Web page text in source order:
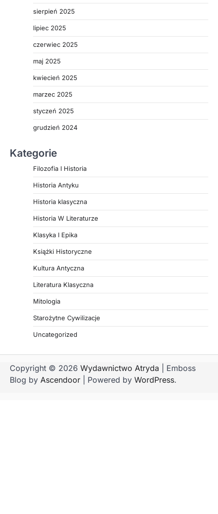
sierpień 2025
lipiec 2025
czerwiec 2025
maj 2025
kwiecień 2025
marzec 2025
styczeń 2025
grudzień 2024
Kategorie
Filozofia I Historia
Historia Antyku
Historia klasyczna
Historia W Literaturze
Klasyka I Epika
Książki Historyczne
Kultura Antyczna
Literatura Klasyczna
Mitologia
Starożytne Cywilizacje
Uncategorized
Copyright © 2026 Wydawnictwo Atryda | Emboss
Blog by Ascendoor | Powered by WordPress.